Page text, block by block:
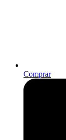
Comprar